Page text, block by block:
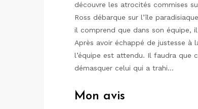
découvre les atrocités commises
Ross débarque sur l’île
il comprend que dans son équipe,
Après avoir échappé de justesse à
l’équipe est attendu. Il faudra que
démasquer celui qui a trahi…
Mon avis